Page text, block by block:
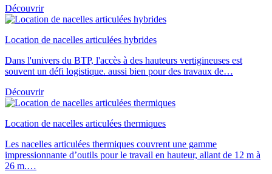
Découvrir
Location de nacelles articulées hybrides
Dans l'univers du BTP, l'accès à des hauteurs vertigineuses est
souvent un défi logistique. aussi bien pour des travaux de…
Découvrir
Location de nacelles articulées thermiques
Les nacelles articulées thermiques couvrent une gamme
impressionnante d’outils pour le travail en hauteur, allant de 12 m à
26 m.…